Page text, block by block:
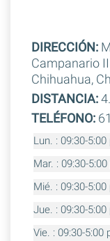
DIRECCIÓN:
Campanario
Chihuahua,
DISTANCIA:
TELÉFONO:
Lun. : 09:30-5:00
Mar. : 09:30-
Mié. : 09:30-5:00
Jue. : 09:30-5:00
Vie. : 09:30-5:00